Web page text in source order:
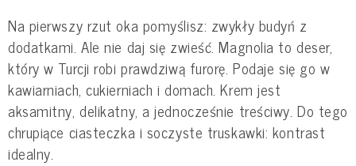
Na pierwszy rzut oka pomyślisz: zwykły budyń z
dodatkami. Ale nie daj się zwieść. Magnolia to deser,
który w Turcji robi prawdziwą furorę. Podaje się go w
kawiarniach, cukierniach i domach. Krem jest
aksamitny, delikatny, a jednocześnie treściwy. Do tego
chrupiące ciasteczka i soczyste truskawki: kontrast
idealny.